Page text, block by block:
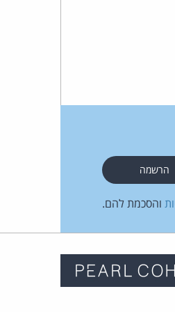
והסכמת להם.